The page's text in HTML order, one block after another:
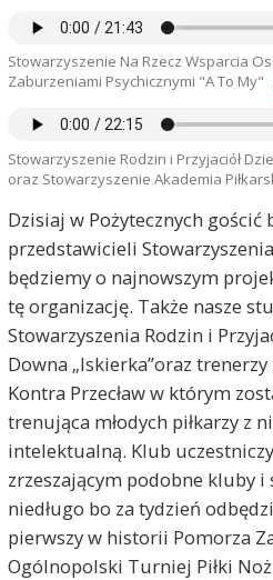
Stowarzyszenie Na Rzecz Wsparcia
Zaburzeniami Psychicznymi "A To My"
Stowarzyszenie Rodzin i Przyjaciół
oraz Stowarzyszenie Akademia
Dzisiaj w Pożytecznych gościć
przedstawicieli
będziemy o najnowszym
tę organizację. Także nasze
Stowarzyszenia Rodzin i
Downa „Iskierka”oraz
Kontra Przecław w którym
trenująca młodych piłkarzy z
intelektualną. Klub
zrzeszającym podobne kluby i
niedługo bo za tydzień
pierwszy w historii Pomorza
Ogólnopolski Turniej Piłki